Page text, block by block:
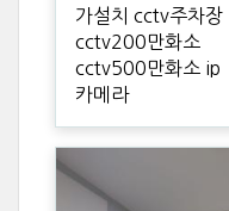
가설치 cctv주차장
cctv200만화소
cctv500만화소 ip
카메라